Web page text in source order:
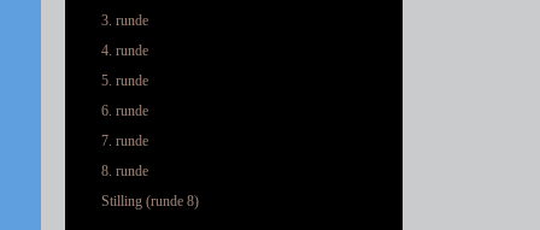
3. runde
4. runde
5. runde
6. runde
7. runde
8. runde
Stilling (runde 8)